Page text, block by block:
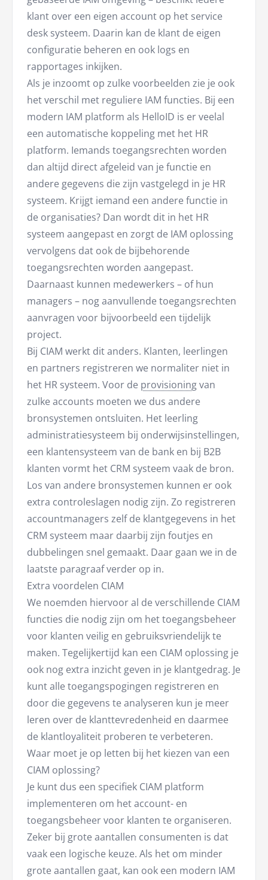
klant over een eigen account op het service
desk systeem. Daarin kan de klant de eigen
configuratie beheren en ook logs en
rapportages inkijken.
Als je inzoomt op zulke voorbeelden zie je ook
het verschil met reguliere IAM functies. Bij een
modern IAM platform als HelloID is er veelal
een automatische koppeling met het HR
platform. Iemands toegangsrechten worden
dan altijd direct afgeleid van je functie en
andere gegevens die zijn vastgelegd in je HR
systeem. Krijgt iemand een andere functie in
de organisaties? Dan wordt dit in het HR
systeem aangepast en zorgt de IAM oplossing
vervolgens dat ook de bijbehorende
toegangsrechten worden aangepast.
Daarnaast kunnen medewerkers – of hun
managers – nog aanvullende toegangsrechten
aanvragen voor bijvoorbeeld een tijdelijk
project.
Bij CIAM werkt dit anders. Klanten, leerlingen
en partners registreren we normaliter niet in
het HR systeem. Voor de provisioningvan
zulke accounts moeten we dus andere
bronsystemen ontsluiten. Het leerling
administratiesysteem bij onderwijsinstellingen,
een klantensysteem van de bank en bij B2B
klanten vormt het CRM systeem vaak de bron.
Los van andere bronsystemen kunnen er ook
extra controleslagen nodig zijn. Zo registreren
accountmanagers zelf de klantgegevens in het
CRM systeem maar daarbij zijn foutjes en
dubbelingen snel gemaakt. Daar gaan we in de
laatste paragraaf verder op in.
Extra voordelen CIAM
We noemden hiervoor al de verschillende CIAM
functies die nodig zijn om het toegangsbeheer
voor klanten veilig en gebruiksvriendelijk te
maken. Tegelijkertijd kan een CIAM oplossing je
ook nog extra inzicht geven in je klantgedrag. Je
kunt alle toegangspogingen registreren en
door die gegevens te analyseren kun je meer
leren over de klanttevredenheid en daarmee
de klantloyaliteit proberen te verbeteren.
Waar moet je op letten bij het kiezen van een
CIAM oplossing?
Je kunt dus een specifiek CIAM platform
implementeren om het account- en
toegangsbeheer voor klanten te organiseren.
Zeker bij grote aantallen consumenten is dat
vaak een logische keuze. Als het om minder
grote aantallen gaat, kan ook een modern IAM